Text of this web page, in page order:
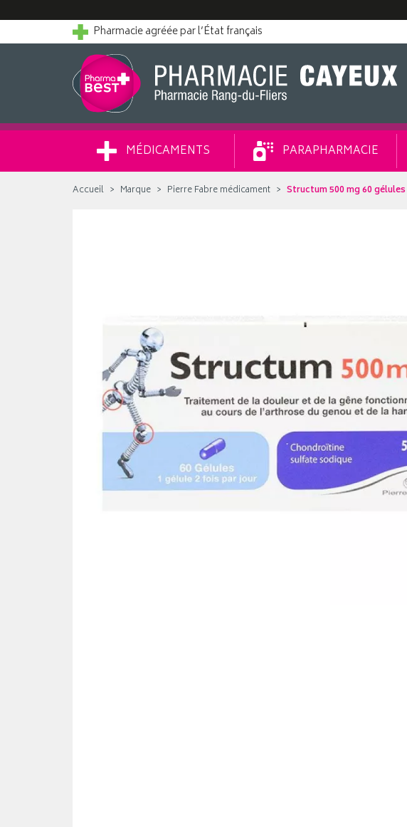
Pharmacie agréée par l’État français
MÉDICAMENTS PARAPHARMACIE
Accueil Marque Pierre Fabre médicament Structum 500 mg 60 gélules